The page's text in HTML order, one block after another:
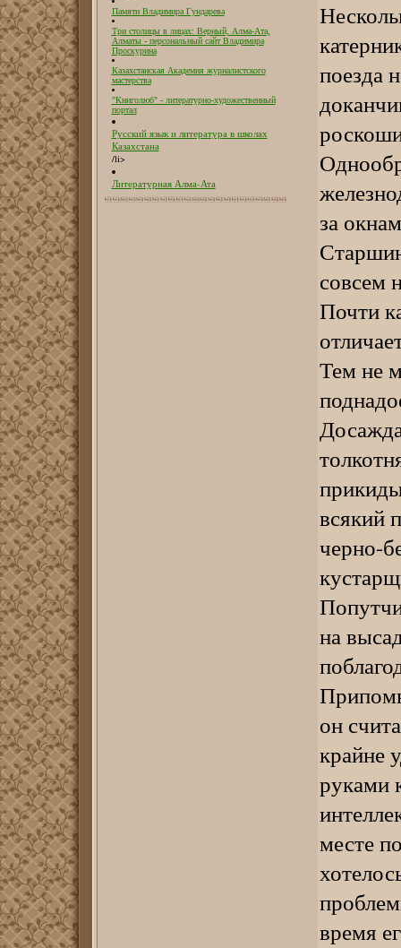
Памяти Владимира Гундарева
Три столицы в лицах: Верный, Алма-Ата,
Алматы - персональный сайт Владимира
Проскурина
Казахстанская Академия журналистского
мастерства
"Книголюб" - литературно-художественный
портал
Русский язык и литература в школах
Казахстана
/li>
Литературная Алма-Ата
поезда
за
совсем
Почти
Тем не
всякий
черно-
на
он
крайне
руками
месте
время